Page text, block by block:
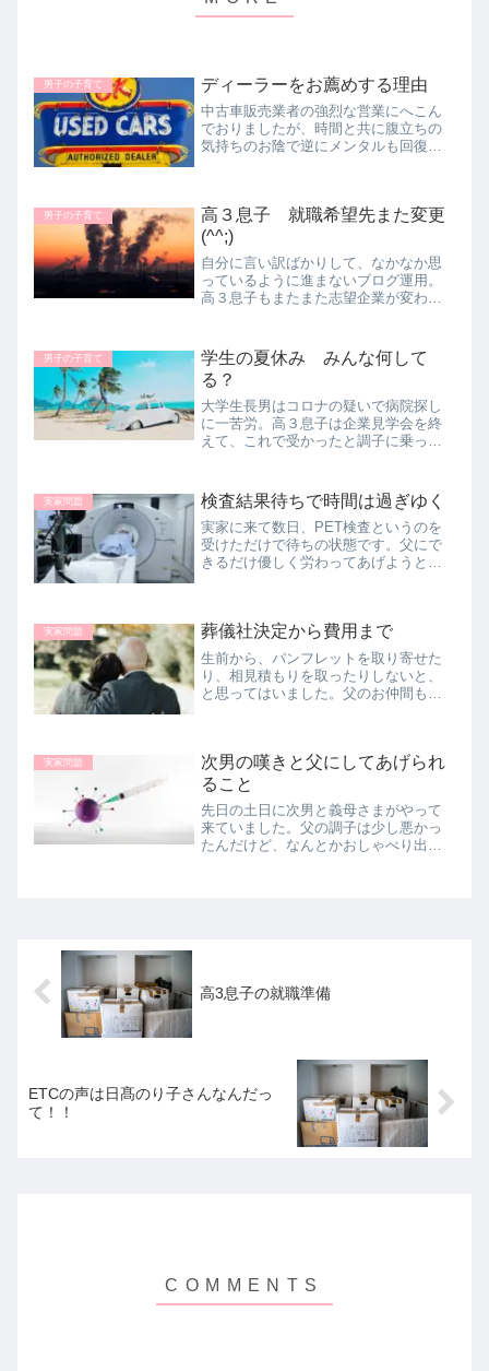
男子の子育て ディーラーをお薦めする理由
中古車販売業者の強烈な営業にへこん
でおりましたが、時間と共に腹立ちの
気持ちのお陰で逆にメンタルも回復し
男子の子育て
高３息子 就職希望先また変更
(^^;)
自分に言い訳ばかりして、なかなか思
っているように進まないブログ運用。
高３息子もまたまた志望企業が変わっ
ないですが、それなりに頑張っていま
す(^^ゞ
男子の子育て
学生の夏休み みんな何して
る？
大学生長男はコロナの疑いで病院探し
に一苦労。高３息子は企業見学会を終
えて、これで受かったと調子に乗って
く、今時の若者たちは、楽しい夏休み
過ごせているのでしょうか？
実家問題 検査結果待ちで時間は過ぎゆく
実家に来て数日、PET検査というのを
受けただけで待ちの状態です。父にで
きるだけ優しく労わってあげようと思
した。
実家問題 葬儀社決定から費用まで
生前から、パンフレットを取り寄せた
り、相見積もりを取ったりしないと、
と思ってはいました。父のお仲間もほ
いいぞ、質素でいいぞ』と言われてい
た...
実家問題
次男の嘆きと父にしてあげられ
ること
先日の土日に次男と義母さまがやって
来ていました。父の調子は少し悪かっ
たんだけど、なんとかおしゃべり出来
高3息子の就職準備
ETCの声は日髙のり子さんなんだっ
て！！